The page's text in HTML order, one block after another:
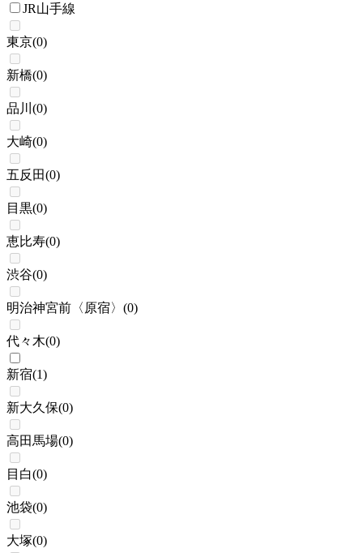
JR山手線
東京(0)
新橋(0)
品川 (0)
大崎(0)
五反田(0)
目黒(0)
恵比寿(0)
渋谷(0)
明治神宮前〈原宿〉 (0)
代々木(0)
新宿(1)
新大久保(0)
高田馬場(0)
目白(0)
池袋(0)
大塚(0)